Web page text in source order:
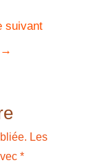
suivant
→
Les
*